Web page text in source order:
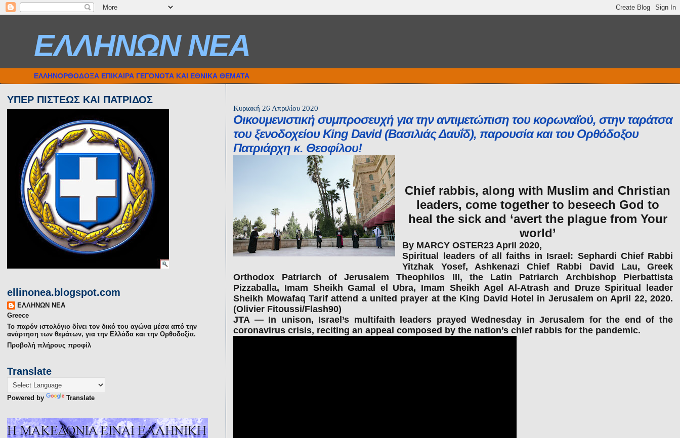
ΕΛΛΗΝΩΝ ΝΕΑ
ΕΛΛΗΝΟΡΘΟΔΟΞΑ ΕΠΙΚΑΙΡΑ ΓΕΓΟΝΟΤΑ ΚΑΙ ΕΘΝΙΚΑ ΘΕΜΑΤΑ
Κυριακή 26 Απριλίου 2020
Οικουμενιστική συμπροσευχή για την αντιμετώπιση του κορωναϊού, στην ταράτσα
του ξενοδοχείου King David (Βασιλιάς Δαυΐδ), παρουσία και του Ορθόδοξου
Πατριάρχη κ. Θεοφίλου!
Chief rabbis, along with Muslim and Christian
leaders, come together to beseech God to
heal the sick and ‘avert the plague from Your
world’
By MARCY OSTER23 April 2020,
Spiritual leaders of all faiths in Israel: Sephardi Chief Rabbi
Yitzhak Yosef, Ashkenazi Chief Rabbi David Lau, Greek
Orthodox Patriarch of Jerusalem Theophilos III, the Latin Patriarch Archbishop Pierbattista
Pizzaballa, Imam Sheikh Gamal el Ubra, Imam Sheikh Agel Al-Atrash and Druze Spiritual leader
Sheikh Mowafaq Tarif attend a united prayer at the King David Hotel in Jerusalem on April 22, 2020.
(Olivier Fitoussi/Flash90)
JTA — In unison, Israel’s multifaith leaders prayed Wednesday in Jerusalem for the end of the
coronavirus crisis, reciting an appeal composed by the nation’s chief rabbis for the pandemic.
ΥΠΕΡ ΠΙΣΤΕΩΣ ΚΑΙ ΠΑΤΡΙΔΟΣ
ellinonea.blogspot.com
ΕΛΛΗΝΩΝ ΝΕΑ
Greece
Το παρόν ιστολόγιο δίνει τον δικό του αγώνα μέσα από την
ανάρτηση των θεμάτων, για την Ελλάδα και την Ορθοδοξία.
Προβολή πλήρους προφίλ
Translate
Powered by Translate